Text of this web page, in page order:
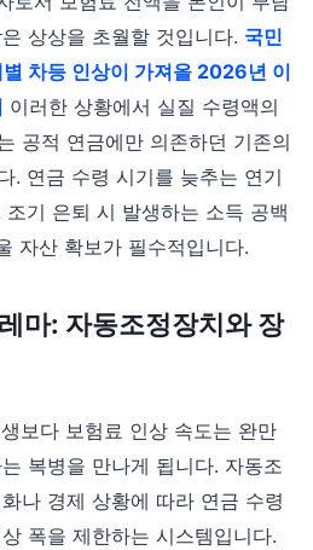
상상을 초월할 것입니다. 국민
차등 인상이 가져올 2026년 이
이러한 상황에서 실질 수령액의
공적 연금에만 의존하던 기존의
. 연금 수령 시기를 늦추는 연기
기 은퇴 시 발생하는 소득 공백
자산 확보가 필수적입니다.
마: 자동조정장치와 장
보다 보험료 인상 속도는 완만
는 복병을 만나게 됩니다. 자동조
나 경제 상황에 따라 연금 수령
폭을 제한하는 시스템입니다.